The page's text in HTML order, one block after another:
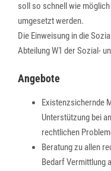
soll so schnell wie
umgesetzt werden.
Die Einweisung in die
Abteilung W1 der Sozial-
Angebote
Existenzsichernde
Unterstützung bei
rechtlichen
Beratung zu allen
Bedarf Vermittlung